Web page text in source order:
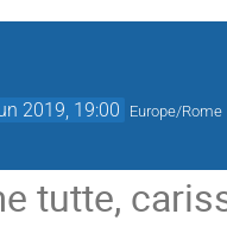
2019, 19:00 Europe/Rome
tutte,